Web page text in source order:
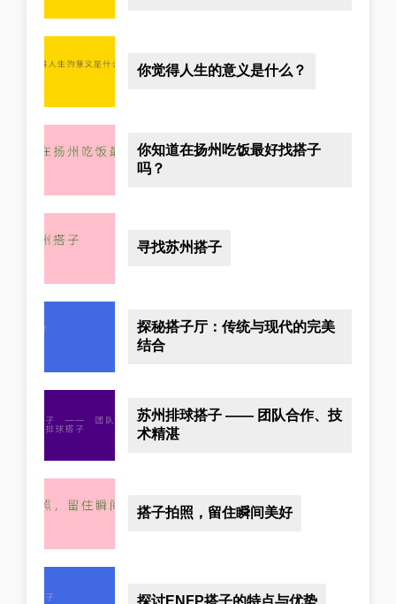
你觉得人生的意义是什么？
你知道在扬州吃饭最好找搭子
吗？
寻找苏州搭子
探秘搭子厅：传统与现代的完美
结合
苏州排球搭子 —— 团队合作、技
术精湛
搭子拍照，留住瞬间美好